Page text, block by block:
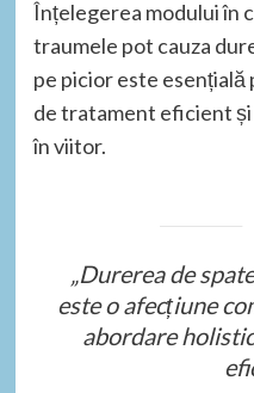
Înțelegerea modului în
traumele pot cauza
pe picior este esențială
de tratament eficient
în viitor.
„Durerea de
este o afecțiune
abordare